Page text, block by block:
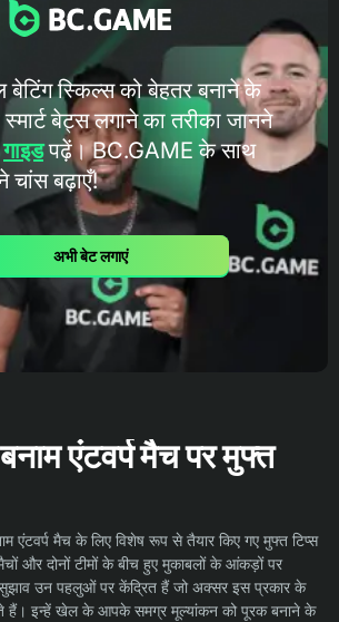
बेटिंग स्किल्स को बेहतर बनाने के
बेट्स लगाने का तरीका जानने
गाइडपढ़ें। BC.GAME के ​​साथ
बढ़ाएँ!
अभी बेट लगाएं
एंटवर्प मैच पर मुफ्त
मैच के लिए विशेष रूप से तैयार किए गए मुफ्त टिप्स
और दोनों टीमों के बीच हुए मुकाबलों के आंकड़ों पर
सुझाव उन पहलुओं पर केंद्रित हैं जो अक्सर इस प्रकार के
हैं। इन्हें खेल के आपके समग्र मूल्यांकन को पूरक बनाने के